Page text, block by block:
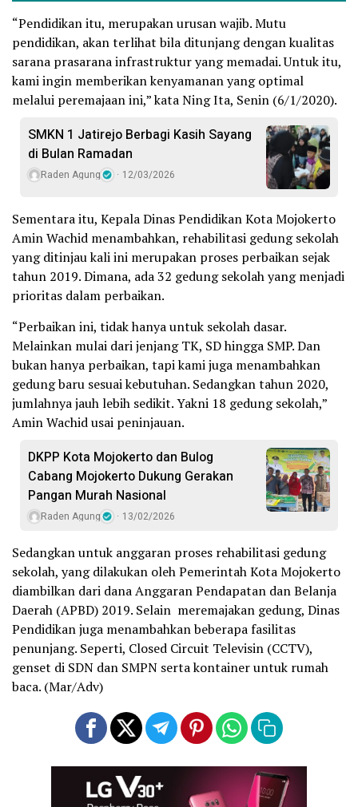
“Pendidikan itu, merupakan urusan wajib. Mutu
pendidikan, akan terlihat bila ditunjang dengan kualitas
sarana prasarana infrastruktur yang memadai. Untuk itu,
kami ingin memberikan kenyamanan yang optimal
melalui peremajaan ini,” kata Ning Ita, Senin (6/1/2020).
SMKN 1 Jatirejo Berbagi Kasih Sayang
di Bulan Ramadan
Raden Agung 12/03/2026
Sementara itu, Kepala Dinas Pendidikan Kota Mojokerto
Amin Wachid menambahkan, rehabilitasi gedung sekolah
yang ditinjau kali ini merupakan proses perbaikan sejak
tahun 2019. Dimana, ada 32 gedung sekolah yang menjadi
prioritas dalam perbaikan.
“Perbaikan ini, tidak hanya untuk sekolah dasar.
Melainkan mulai dari jenjang TK, SD hingga SMP. Dan
bukan hanya perbaikan, tapi kami juga menambahkan
gedung baru sesuai kebutuhan. Sedangkan tahun 2020,
jumlahnya jauh lebih sedikit. Yakni 18 gedung sekolah,”
Amin Wachid usai peninjauan.
DKPP Kota Mojokerto dan Bulog
Cabang Mojokerto Dukung Gerakan
Pangan Murah Nasional
Raden Agung 13/02/2026
Sedangkan untuk anggaran proses rehabilitasi gedung
sekolah, yang dilakukan oleh Pemerintah Kota Mojokerto
diambilkan dari dana Anggaran Pendapatan dan Belanja
Daerah (APBD) 2019. Selain meremajakan gedung, Dinas
Pendidikan juga menambahkan beberapa fasilitas
penunjang. Seperti, Closed Circuit Televisin (CCTV),
genset di SDN dan SMPN serta kontainer untuk rumah
baca. (Mar/Adv)